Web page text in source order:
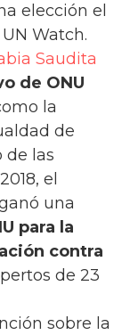
elección el
UN Watch.
Saudita
de ONU
la
de
de las
el
una
para la
contra
de 23
sobre la